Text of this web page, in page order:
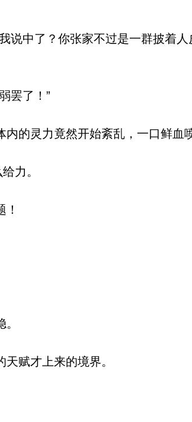
说中了？你张家不过是一群披着
罢了！”
的灵力竟然开始紊乱，一口鲜血
力。
赋才上来的境界。